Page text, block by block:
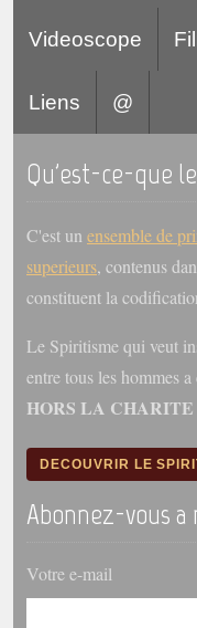
Videoscope
Liens @
Qu'est-ce-que
C'est un ensemble de
superieurs, contenus
constituent la
Le Spiritisme qui veut
entre tous les hommes
HORS LA
DECOUVRIR LE
Abonnez-vous
Votre e-mail